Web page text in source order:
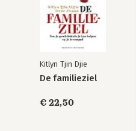
De
kunstenaar heeft de
om in te gaan tegen de status
gangbare en gevestigde
de heersende conventies uit
In zijn recent verschenen
benadering van
Kitlyn Tjin Djie
De familieziel
€ 22,50